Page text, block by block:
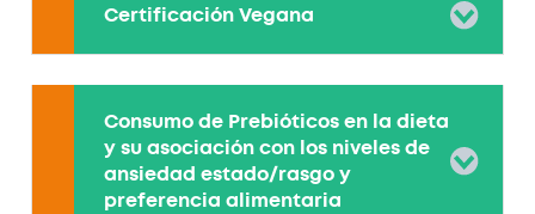
Certificación Vegana
Consumo de Prebióticos en la dieta
y su asociación con los niveles de
ansiedad estado/rasgo y
preferencia alimentaria